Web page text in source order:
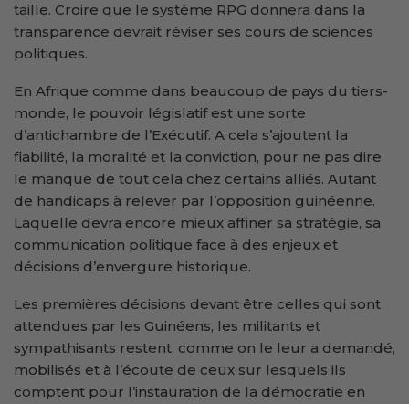
taille. Croire que le système RPG donnera dans la
transparence devrait réviser ses cours de sciences
politiques.
En Afrique comme dans beaucoup de pays du tiers-
monde, le pouvoir législatif est une sorte
d’antichambre de l’Exécutif. A cela s’ajoutent la
fiabilité, la moralité et la conviction, pour ne pas dire
le manque de tout cela chez certains alliés. Autant
de handicaps à relever par l’opposition guinéenne.
Laquelle devra encore mieux affiner sa stratégie, sa
communication politique face à des enjeux et
décisions d’envergure historique.
Les premières décisions devant être celles qui sont
attendues par les Guinéens, les militants et
sympathisants restent, comme on le leur a demandé,
mobilisés et à l’écoute de ceux sur lesquels ils
comptent pour l’instauration de la démocratie en